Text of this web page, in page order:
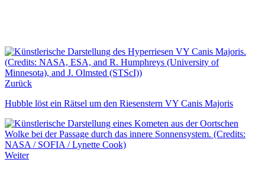
Zurück
Hubble löst ein Rätsel um den Riesenstern VY Canis Majoris
Weiter